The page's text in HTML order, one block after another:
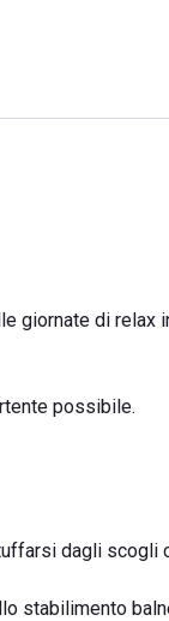
giornate di relax
possibile.
dagli scogli
stabilimento